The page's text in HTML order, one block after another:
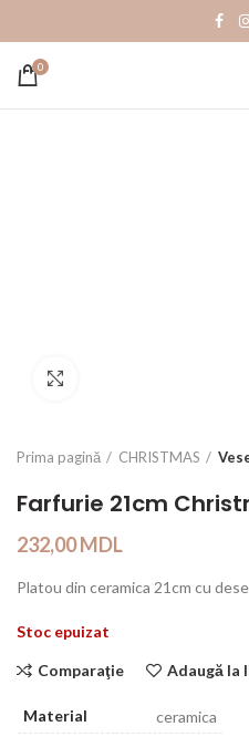
0
Prima pagină CHRISTMAS
Farfurie 21cm
232,00MDL
Platou din ceramica 21cm cu
Stoc epuizat
Comparaţie Adaugă la
Material
ceramica